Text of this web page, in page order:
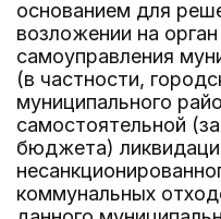
основанием для
возложении на
самоуправления
(в частности,
муниципального
самостоятельной
бюджета)
коммунальных